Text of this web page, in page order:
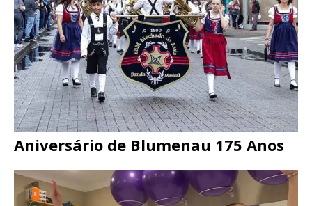
Aniversário de Blumenau 175 Anos